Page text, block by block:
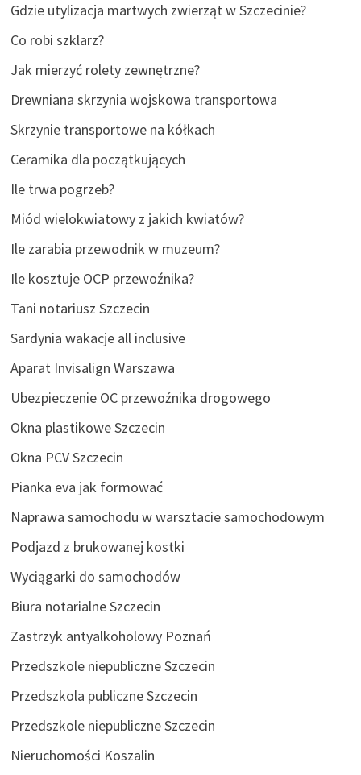
Gdzie utylizacja martwych zwierząt w Szczecinie?
Co robi szklarz?
Jak mierzyć rolety zewnętrzne?
Drewniana skrzynia wojskowa transportowa
Skrzynie transportowe na kółkach
Ceramika dla początkujących
Ile trwa pogrzeb?
Miód wielokwiatowy z jakich kwiatów?
Ile zarabia przewodnik w muzeum?
Ile kosztuje OCP przewoźnika?
Tani notariusz Szczecin
Sardynia wakacje all inclusive
Aparat Invisalign Warszawa
Ubezpieczenie OC przewoźnika drogowego
Okna plastikowe Szczecin
Okna PCV Szczecin
Pianka eva jak formować
Naprawa samochodu w warsztacie samochodowym
Podjazd z brukowanej kostki
Wyciągarki do samochodów
Biura notarialne Szczecin
Zastrzyk antyalkoholowy Poznań
Przedszkole niepubliczne Szczecin
Przedszkola publiczne Szczecin
Przedszkole niepubliczne Szczecin
Nieruchomości Koszalin